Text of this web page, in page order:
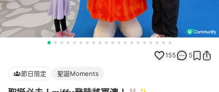
155 5
節日限定 聖誕Moments